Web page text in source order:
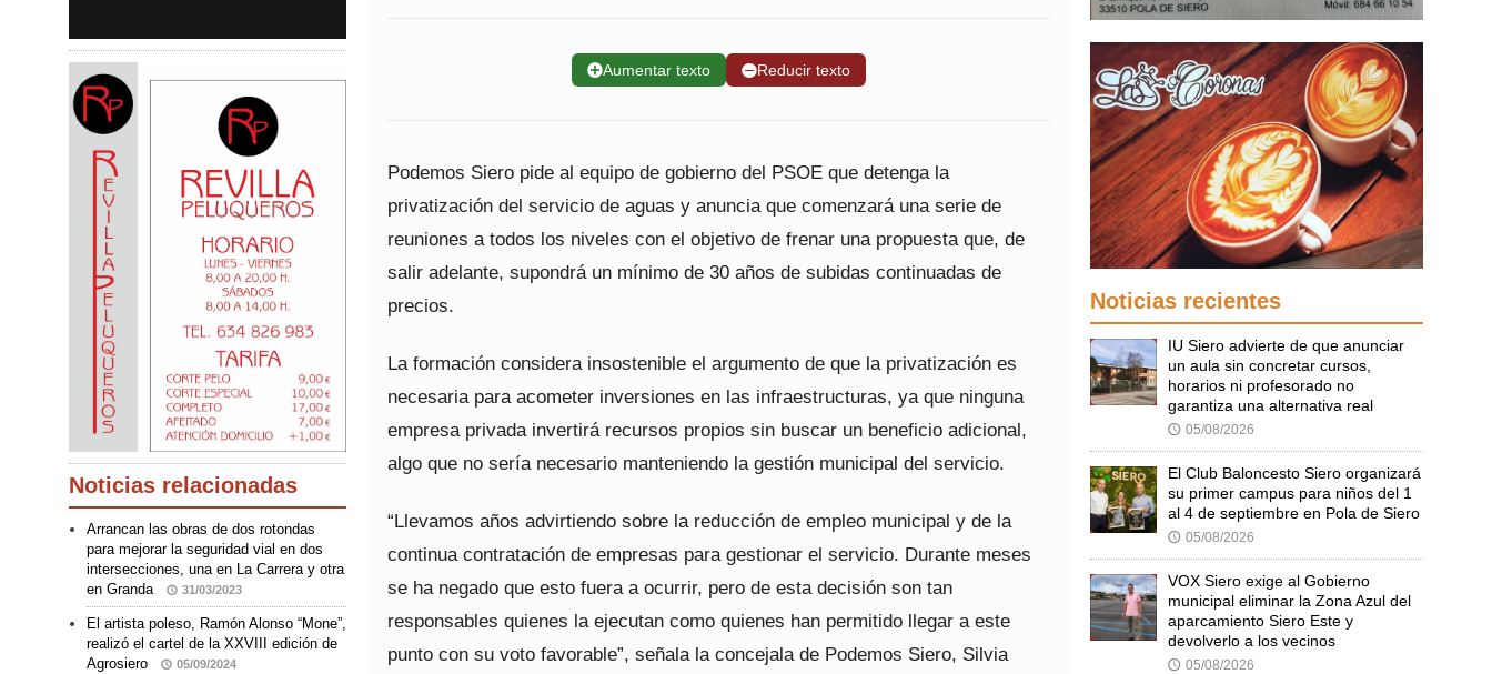
➕Aumentar texto ➖Reducir texto
Podemos Siero pide al equipo de gobierno del PSOE que detenga la
privatización del servicio de aguas y anuncia que comenzará una serie de
reuniones a todos los niveles con el objetivo de frenar una propuesta que, de
salir adelante, supondrá un mínimo de 30 años de subidas continuadas de
precios.
La formación considera insostenible el argumento de que la privatización es
necesaria para acometer inversiones en las infraestructuras, ya que ninguna
empresa privada invertirá recursos propios sin buscar un beneficio adicional,
algo que no sería necesario manteniendo la gestión municipal del servicio.
“Llevamos años advirtiendo sobre la reducción de empleo municipal y de la
continua contratación de empresas para gestionar el servicio. Durante meses
se ha negado que esto fuera a ocurrir, pero de esta decisión son tan
responsables quienes la ejecutan como quienes han permitido llegar a este
punto con su voto favorable”, señala la concejala de Podemos Siero, Silvia
Noticias relacionadas
Arrancan las obras de dos rotondas
para mejorar la seguridad vial en dos
intersecciones, una en La Carrera y otra
en Granda
31/03/2023
El artista poleso, Ramón Alonso “Mone”,
realizó el cartel de la XXVIII edición de
Agrosiero
05/09/2024
Noticias recientes
IU Siero advierte de que anunciar
un aula sin concretar cursos,
horarios ni profesorado no
garantiza una alternativa real
🕔 05/08/2026
El Club Baloncesto Siero organizará
su primer campus para niños del 1
al 4 de septiembre en Pola de Siero
🕔 05/08/2026
VOX Siero exige al Gobierno
municipal eliminar la Zona Azul del
aparcamiento Siero Este y
devolverlo a los vecinos
🕔 05/08/2026